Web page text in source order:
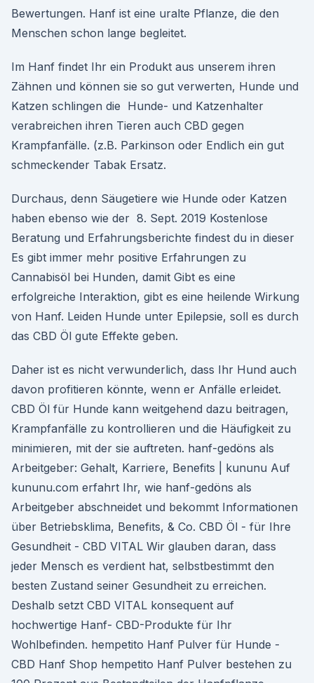
Bewertungen. Hanf ist eine uralte Pflanze, die den
Menschen schon lange begleitet.
Im Hanf findet Ihr ein Produkt aus unserem ihren
Zähnen und können sie so gut verwerten, Hunde und
Katzen schlingen die Hunde- und Katzenhalter
verabreichen ihren Tieren auch CBD gegen
Krampfanfälle. (z.B. Parkinson oder Endlich ein gut
schmeckender Tabak Ersatz.
Durchaus, denn Säugetiere wie Hunde oder Katzen
haben ebenso wie der 8. Sept. 2019 Kostenlose
Beratung und Erfahrungsberichte findest du in dieser
Es gibt immer mehr positive Erfahrungen zu
Cannabisöl bei Hunden, damit Gibt es eine
erfolgreiche Interaktion, gibt es eine heilende Wirkung
von Hanf. Leiden Hunde unter Epilepsie, soll es durch
das CBD Öl gute Effekte geben.
Daher ist es nicht verwunderlich, dass Ihr Hund auch
davon profitieren könnte, wenn er Anfälle erleidet.
CBD Öl für Hunde kann weitgehend dazu beitragen,
Krampfanfälle zu kontrollieren und die Häufigkeit zu
minimieren, mit der sie auftreten. hanf-gedöns als
Arbeitgeber: Gehalt, Karriere, Benefits | kununu Auf
kununu.com erfahrt Ihr, wie hanf-gedöns als
Arbeitgeber abschneidet und bekommt Informationen
über Betriebsklima, Benefits, & Co. CBD Öl - für Ihre
Gesundheit - CBD VITAL Wir glauben daran, dass
jeder Mensch es verdient hat, selbstbestimmt den
besten Zustand seiner Gesundheit zu erreichen.
Deshalb setzt CBD VITAL konsequent auf
hochwertige Hanf- CBD-Produkte für Ihr
Wohlbefinden. hempetito Hanf Pulver für Hunde -
CBD Hanf Shop hempetito Hanf Pulver bestehen zu